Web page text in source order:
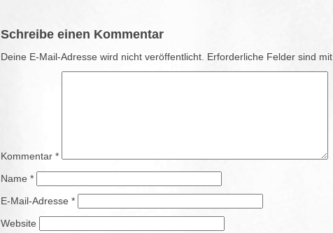
Schreibe einen Kommentar
Deine E-Mail-Adresse wird nicht veröffentlicht. Erforderliche Felder sind mit
Kommentar *
Name *
E-Mail-Adresse *
Website